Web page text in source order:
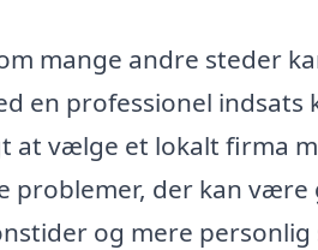
mange andre steder
en professionel indsats
at vælge et lokalt firma
problemer, der kan
og mere personlig